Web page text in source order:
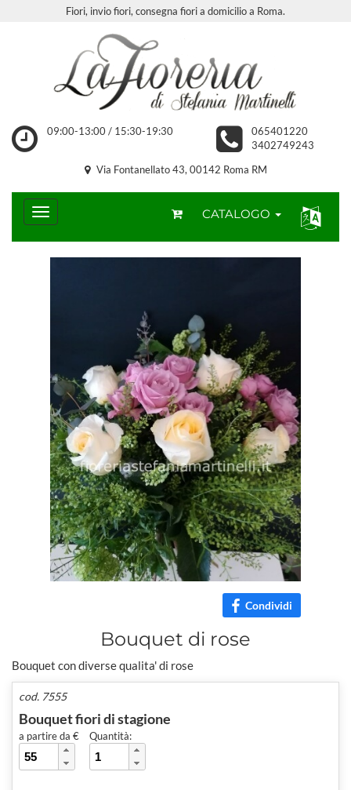
Fiori, invio fiori, consegna fiori a domicilio a Roma.
09:00-13:00 / 15:30-19:30
065401220
3402749243
Via Fontanellato 43, 00142 Roma RM
CATALOGO
Condividi
Bouquet di rose
Bouquet con diverse qualita' di rose
cod. 7555
Bouquet fiori di stagione
a partire da € Quantità: